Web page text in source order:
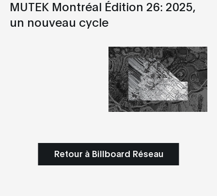
MUTEK Montréal Édition 26: 2025,
un nouveau cycle
Retour à Billboard Réseau